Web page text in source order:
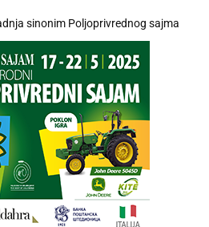
sinonim Poljoprivrednog sajma